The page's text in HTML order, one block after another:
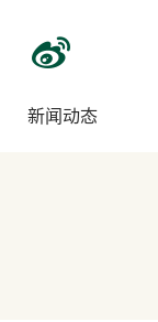
新闻动态